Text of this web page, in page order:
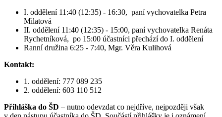
I. oddělení 11:40 (12:35) - 16:30, paní vychovatelka Petra
Milatová
II. oddělení 11:40 (12:35) - 15:00, paní vychovatelka Renáta
Rychetníková, po 15:00 účastníci přechází do I. oddělení
Ranní družina 6:25 - 7:40, Mgr. Věra Kulihová
Kontakt:
1. oddělení: 777 089 235
2. oddělení: 603 110 512
Přihláška do ŠD – nutno odevzdat co nejdříve, nejpozději však